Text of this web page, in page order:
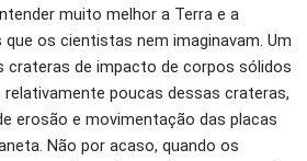
muito melhor a Terra e a
os cientistas nem imaginavam. Um
crateras de impacto de corpos sólidos
poucas dessas crateras,
erosão e movimentação das placas
Não por acaso, quando os